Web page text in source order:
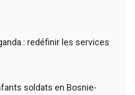
: redéfinir les services
soldats en Bosnie-